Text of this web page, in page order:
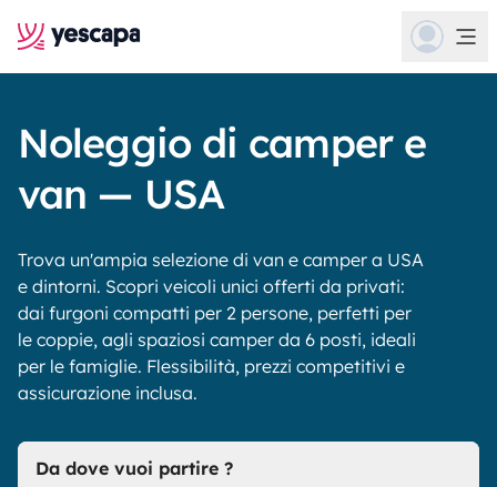
Noleggio di camper e
van — USA
Trova un'ampia selezione di van e camper a USA
e dintorni. Scopri veicoli unici offerti da privati:
dai furgoni compatti per 2 persone, perfetti per
le coppie, agli spaziosi camper da 6 posti, ideali
per le famiglie. Flessibilità, prezzi competitivi e
assicurazione inclusa.
Da dove vuoi partire ?